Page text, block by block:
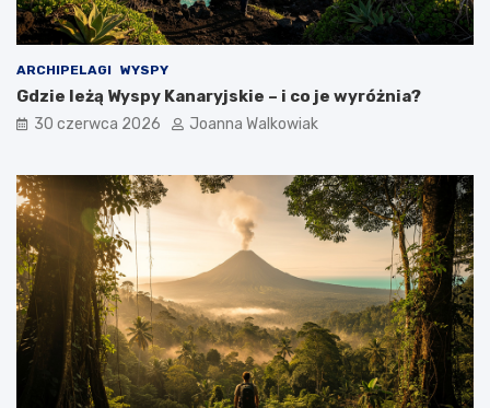
ARCHIPELAGI WYSPY
Gdzie leżą Wyspy Kanaryjskie – i co je wyróżnia?
30 czerwca 2026 Joanna Walkowiak